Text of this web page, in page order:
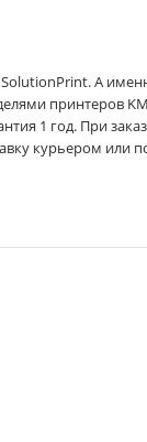
А
принтеров
1 год. При
курьером или